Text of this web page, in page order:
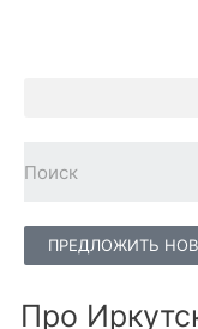
ПРЕДЛОЖИТЬ
Про